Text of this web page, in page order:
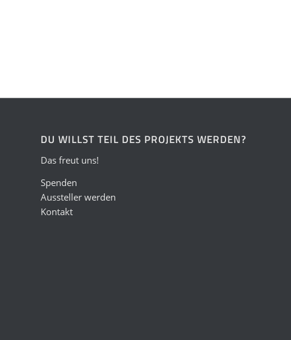
DU WILLST TEIL DES PROJEKTS WERDEN?
Das freut uns!
Spenden
Aussteller werden
Kontakt